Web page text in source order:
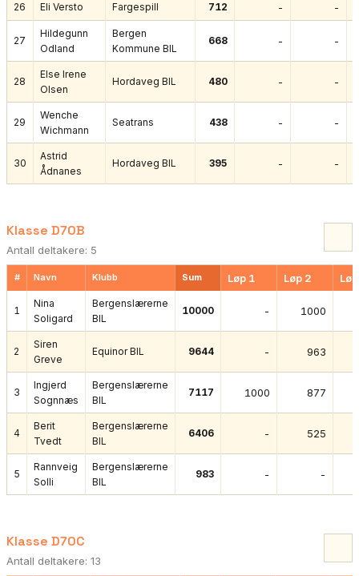
26 Eli Versto Fargespill 712 - -
27
Hildegunn
Odland
Bergen
Kommune BIL
668 - -
28
Else Irene
Olsen
Hordaveg BIL 480 - -
29
Wenche
Wichmann
Seatrans 438 - -
30
Astrid
Ådnanes
Hordaveg BIL 395 - -
Klasse D70B
Antall deltakere: 5
# Navn Klubb Sum Løp 1 Løp 2
1
Nina
Soligard
Bergenslærerne
BIL
10000 - 1000
2
Siren
Greve
Equinor BIL 9644 - 963
3
Ingjerd
Sognnæs
Bergenslærerne
BIL
7117 1000 877
4
Berit
Tvedt
Bergenslærerne
BIL
6406 - 525
5
Rannveig
Solli
Bergenslærerne
BIL
983 - -
Klasse D70C
Antall deltakere: 13